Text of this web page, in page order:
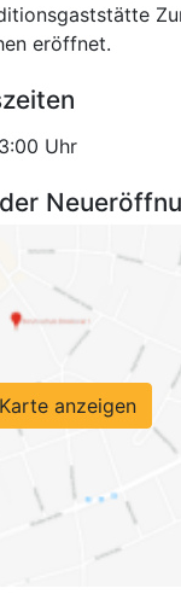
eröffnet.
Uhr
Karte anzeigen